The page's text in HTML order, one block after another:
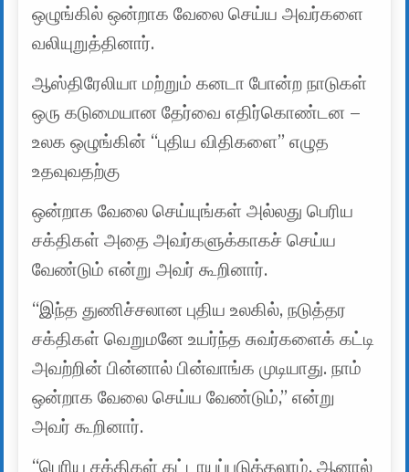
ஒழுங்கில் ஒன்றாக வேலை செய்ய அவர்களை
வலியுறுத்தினார்.
ஆஸ்திரேலியா மற்றும் கனடா போன்ற நாடுகள்
ஒரு கடுமையான தேர்வை எதிர்கொண்டன –
உலக ஒழுங்கின் “புதிய விதிகளை” எழுத
உதவுவதற்கு
ஒன்றாக வேலை செய்யுங்கள் அல்லது பெரிய
சக்திகள் அதை அவர்களுக்காகச் செய்ய
வேண்டும் என்று அவர் கூறினார்.
“இந்த துணிச்சலான புதிய உலகில், நடுத்தர
சக்திகள் வெறுமனே உயர்ந்த சுவர்களைக் கட்டி
அவற்றின் பின்னால் பின்வாங்க முடியாது. நாம்
ஒன்றாக வேலை செய்ய வேண்டும்,” என்று
அவர் கூறினார்.
“பெரிய சக்திகள் கட்டாயப்படுத்தலாம், ஆனால்